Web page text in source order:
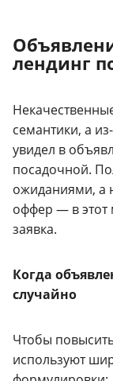
лендинг
семантики, а
увидел в
посадочной.
ожиданиями, а
оффер — в этот
заявка.
Когда
случайно
Чтобы
используют